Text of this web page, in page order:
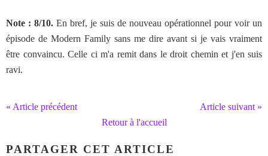
Note : 8/10. En bref, je suis de nouveau opérationnel pour voir un
épisode de Modern Family sans me dire avant si je vais vraiment
être convaincu. Celle ci m'a remit dans le droit chemin et j'en suis
ravi.
« Article précédent
Article suivant »
Retour à l'accueil
PARTAGER CET ARTICLE